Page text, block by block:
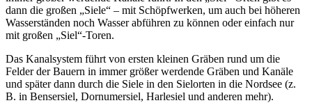
dann die großen „Siele“ – mit Schöpfwerken, um auch bei höheren
Wasserständen noch Wasser abführen zu können oder einfach nur
mit großen „Siel“-Toren.
Das Kanalsystem führt von ersten kleinen Gräben rund um die
Felder der Bauern in immer größer werdende Gräben und Kanäle
und später dann durch die Siele in den Sielorten in die Nordsee (z.
B. in Bensersiel, Dornumersiel, Harlesiel und anderen mehr).